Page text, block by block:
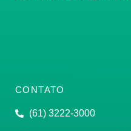
CONTATO
(61) 3222-3000